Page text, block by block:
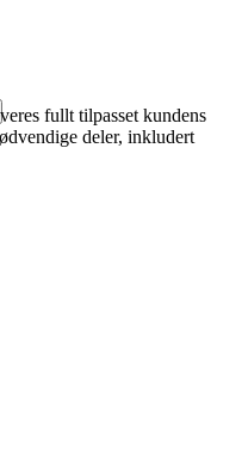
fullt tilpasset kundens
deler, inkludert